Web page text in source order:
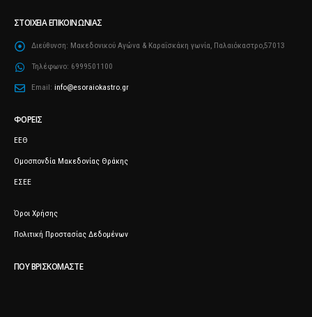
ΣΤΟΙΧΕΊΑ ΕΠΙΚΟΙΝΩΝΊΑΣ
Διεύθυνση: Μακεδονικού Αγώνα & Καραΐσκάκη γωνία, Παλαιόκαστρο,57013
Τηλέφωνο: 6999501100
Email: info@esoraiokastro.gr
ΦΟΡΕΊΣ
ΕΕΘ
Ομοσπονδία Μακεδονίας Θράκης
ΕΣΕΕ
Όροι Χρήσης
Πολιτική Προστασίας Δεδομένων
ΠΟΥ ΒΡΙΣΚΌΜΑΣΤΕ